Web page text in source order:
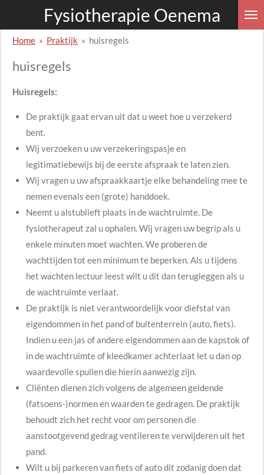
direct
naar
de
Fysiotherapie Oenema
Home » Praktijk » huisregels
huisregels
Huisregels:
De praktijk gaat ervan uit dat u weet hoe u verzekerd
bent.
Wij verzoeken u uw verzekeringspasje en
legitimatiebewijs bij de eerste afspraak te laten zien.
Wij vragen u uw afspraakkaartje elke behandeling mee te
nemen evenals een (grote) handdoek.
Neemt u alstublieft plaats in de wachtruimte. De
fysiotherapeut zal u ophalen. Wij vragen uw begrip als u
enkele minuten moet wachten. We proberen de
wachttijden tot een minimum te beperken. Als u tijdens
het wachten lectuur leest wilt u dit dan terugleggen als u
de wachtruimte verlaat.
De praktijk is niet verantwoordelijk voor diefstal van
eigendommen in het pand of buitenterrein (auto, fiets).
Indien u een jas of andere eigendommen aan de kapstok of
in de wachtruimte of kleedkamer achterlaat let u dan op
waardevolle spullen die hierin aanwezig zijn.
Cliënten dienen zich volgens de algemeen geldende
(fatsoens-)normen en waarden te gedragen. De praktijk
behoudt zich het recht voor om personen die
aanstootgevend gedrag ventileren te verwijderen uit het
pand.
Wilt u bij parkeren van fiets of auto dit zodanig doen dat